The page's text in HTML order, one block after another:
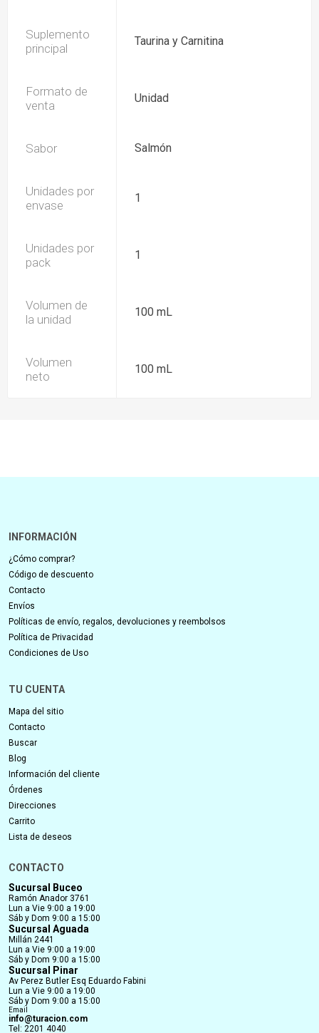
Suplemento
principal
Taurina y Carnitina
Formato de
venta
Unidad
Sabor Salmón
Unidades por
envase
1
Unidades por
pack
1
Volumen de
la unidad
100 mL
Volumen
neto
100 mL
INFORMACIÓN
¿Cómo comprar?
Código de descuento
Contacto
Envíos
Políticas de envío, regalos, devoluciones y reembolsos
Política de Privacidad
Condiciones de Uso
TU CUENTA
Mapa del sitio
Contacto
Buscar
Blog
Información del cliente
Órdenes
Direcciones
Carrito
Lista de deseos
CONTACTO
Sucursal Buceo
Ramón Anador 3761
Lun a Vie 9:00 a 19:00
Sáb y Dom 9:00 a 15:00
Sucursal Aguada
Millán 2441
Lun a Vie 9:00 a 19:00
Sáb y Dom 9:00 a 15:00
Sucursal Pinar
Av Perez Butler Esq Eduardo Fabini
Lun a Vie 9:00 a 19:00
Sáb y Dom 9:00 a 15:00
Email
info@turacion.com
Tel: 2201 4040